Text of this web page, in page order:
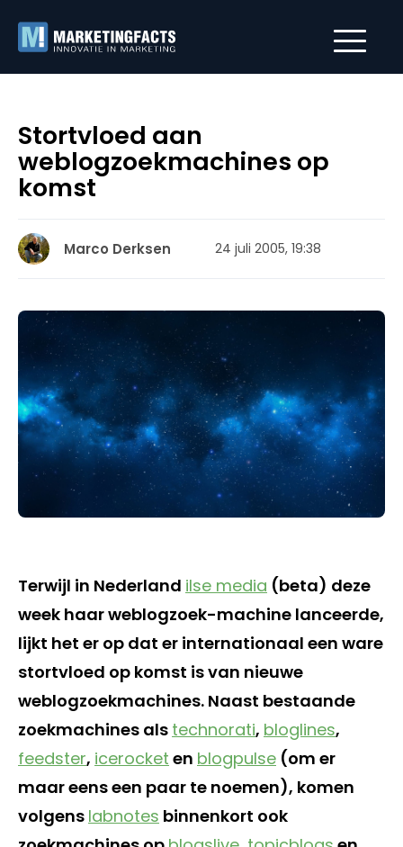
Stortvloed aan
weblogzoekmachines op
komst
Marco Derksen 24 juli 2005, 19:38
Terwijl in Nederland ilse media (beta) deze
week haar weblogzoek-machine lanceerde,
lijkt het er op dat er internationaal een ware
stortvloed op komst is van nieuwe
weblogzoekmachines. Naast bestaande
zoekmachines als technorati, bloglines,
feedster, icerocket en blogpulse (om er
maar eens een paar te noemen), komen
volgens labnotes binnenkort ook